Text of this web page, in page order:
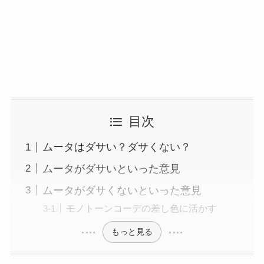
目次
ムータはダサい？ダサくない？
ムータがダサいといった意見
ムータがダサくないといった意見
モノトーンコーデの差し色に活かす
もっと見る